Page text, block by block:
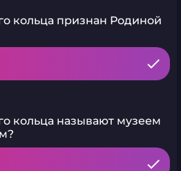
кольца признан Родиной
кольца называют музеем